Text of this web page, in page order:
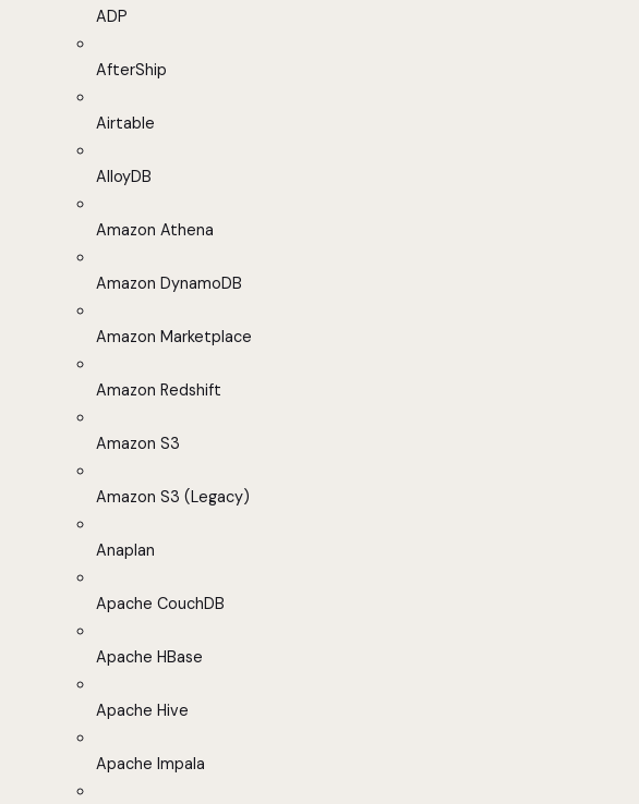
ADP
AfterShip
Airtable
AlloyDB
Amazon Athena
Amazon DynamoDB
Amazon Marketplace
Amazon Redshift
Amazon S3
Amazon S3 (Legacy)
Anaplan
Apache CouchDB
Apache HBase
Apache Hive
Apache Impala